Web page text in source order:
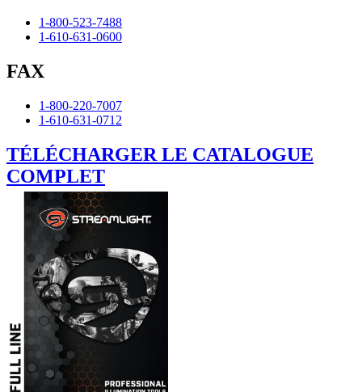
1-800-523-7488
1-610-631-0600
FAX
1-800-220-7007
1-610-631-0712
TÉLÉCHARGER LE CATALOGUE
COMPLET